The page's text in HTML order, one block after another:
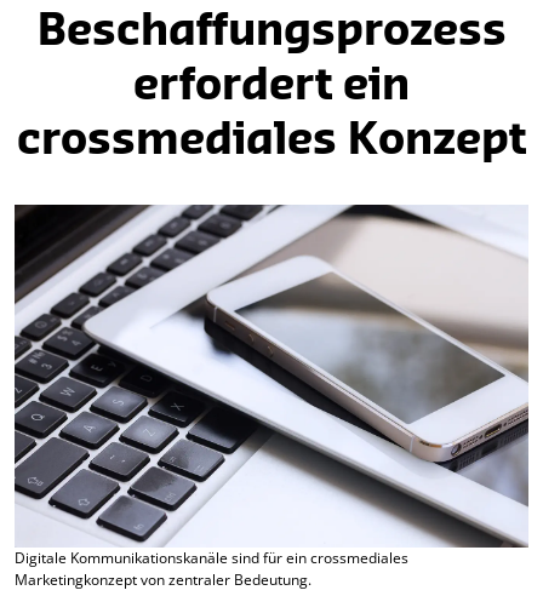
Beschaffungsprozess
erfordert ein
crossmediales Konzept
Digitale Kommunikationskanäle sind für ein crossmediales
Marketingkonzept von zentraler Bedeutung.